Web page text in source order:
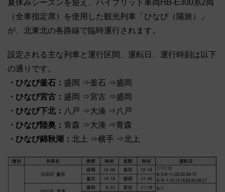
夏休みシーズンを迎え、ハイブリッド車両HB-E300系2両
（全車指定席）を使用した観光列車「ひなび（陽旅）」
が、北東北の各路線で臨時運行されます。
設定される主な列車と運行区間、運転日、運行時刻は以下
の通りです。
・ひなび釜石： 盛岡 ⇒釜石 ⇒盛岡
・ひなび宮古： 盛岡 ⇒宮古 ⇒盛岡
・ひなび下北： 八戸 ⇒大湊 ⇒八戸
・ひなび陸奥： 青森 ⇒大湊 ⇒青森
・ひなび錦秋湖： 北上 ⇒横手 ⇒北上